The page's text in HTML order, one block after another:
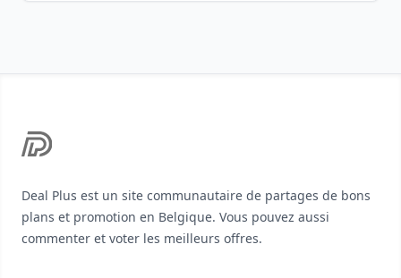
Deal Plus est un site communautaire de partages de bons
plans et promotion en Belgique. Vous pouvez aussi
commenter et voter les meilleurs offres.